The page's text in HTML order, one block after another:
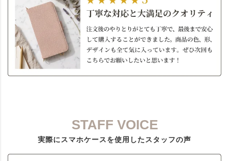
STAFF VOICE
実際にスマホケースを使用したスタッフの声